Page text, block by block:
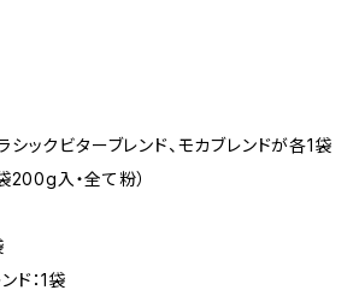
シックビターブレンド、モカブレンドが各1袋
200g入・全て粉）
ド：1袋